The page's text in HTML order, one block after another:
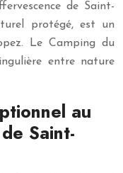
de Saint-
protégé, est un
Le Camping du
entre nature
au
Saint-